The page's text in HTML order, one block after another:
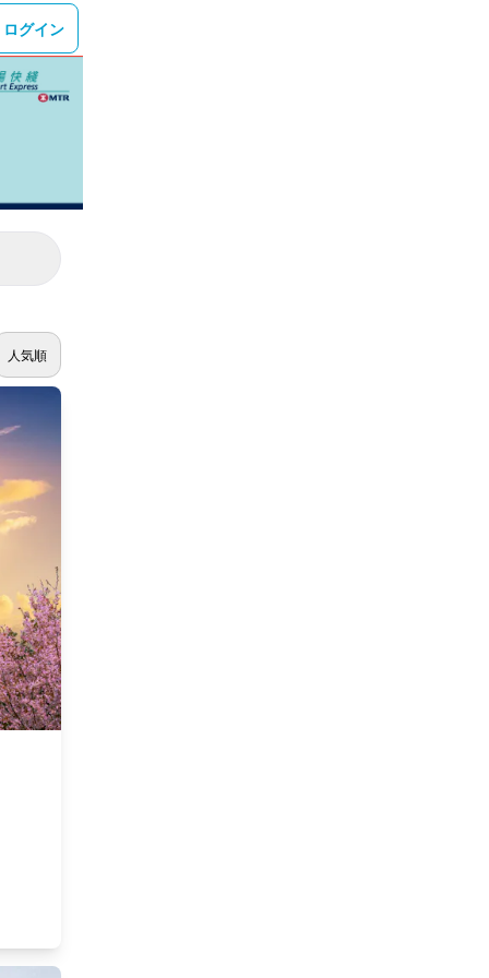
ログイン
人気順